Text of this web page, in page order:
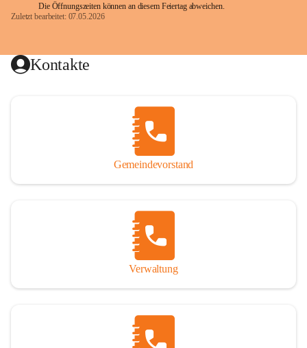
Die Öffnungszeiten können an diesem Feiertag abweichen.
Zuletzt bearbeitet: 07.05.2026
Kontakte
Gemeindevorstand
Verwaltung